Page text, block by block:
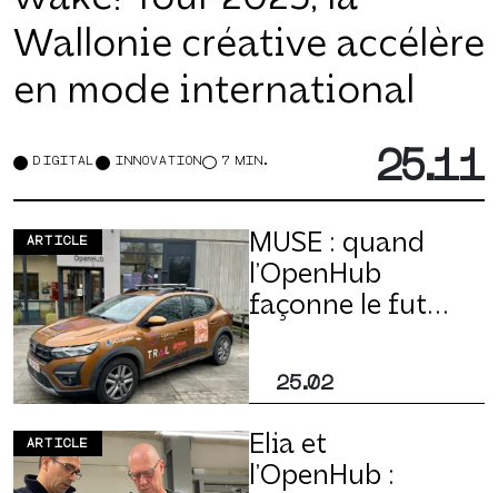
Wallonie créative accélère
en mode international
DIGITAL INNOVATION 7 MIN. 25.11
ARTICLE
25.02
MUSE : quand
l’OpenHub
façonne le futur
autonome
ARTICLE
Elia et
l’OpenHub :